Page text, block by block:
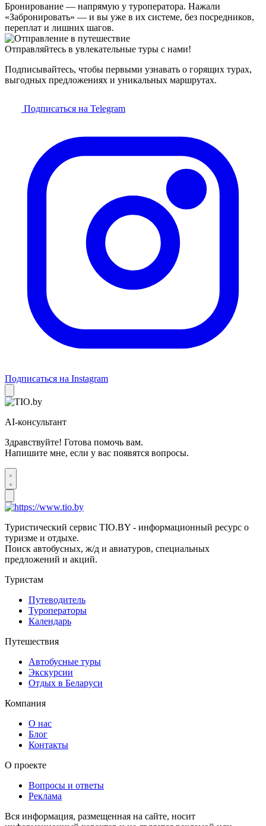
Бронирование — напрямую у туроператора. Нажали
«Забронировать» — и вы уже в их системе, без посредников,
переплат и лишних шагов.
Отправляйтесь в увлекательные туры с нами!
Подписывайтесь, чтобы первыми узнавать о горящих турах,
выгодных предложениях и уникальных маршрутах.
Подписаться на Telegram
Подписаться на Instagram
AI-консультант
Здравствуйте! Готова помочь вам.
Напишите мне, если у вас появятся вопросы.
Туристический сервис TIO.BY - информационный ресурс о
туризме и отдыхе.
Поиск автобусных, ж/д и авиатуров, специальных
предложений и акций.
Туристам
Путеводитель
Туроператоры
Календарь
Путешествия
Автобусные туры
Экскурсии
Отдых в Беларуси
Компания
О нас
Блог
Контакты
О проекте
Вопросы и ответы
Реклама
Вся информация, размещенная на сайте, носит